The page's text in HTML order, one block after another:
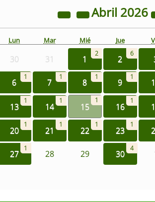
Abril 2026
Lun Mar Mié Jue
30 31 1
2
2
6
6
1
7
1
8
1
9
1
13
1
14
1
15
1
16
1
20
1
21
1
22
1
23
1
27
1
28 29 30
4